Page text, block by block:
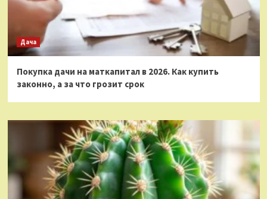
Дача
Покупка дачи на маткапитал в 2026. Как купить
законно, а за что грозит срок